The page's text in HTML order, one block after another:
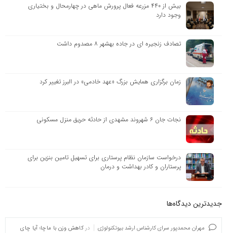
بیش از ۴۴۰ مزرعه فعال پرورش ماهی در چهارمحال و بختیاری
وجود دارد
تصادف زنجیره ای در جاده بهشهر ۸ مصدوم داشت
زمان برگزاری همایش بزرگ «عهد خادمی» در البرز تغییر کرد
نجات جان ۶ شهروند مشهدی از حادثه حریق منزل مسکونی
درخواست سازمان نظام پرستاری برای تسهیل تامین بنزین برای
پرستاران و کادر بهداشت و درمان
جدیدترین دیدگاه‌‌ها
مهران محمدپور سرای کارشناس ارشد بیوتکنولوژی در کاهش وزن با ماچا؛ آیا چای